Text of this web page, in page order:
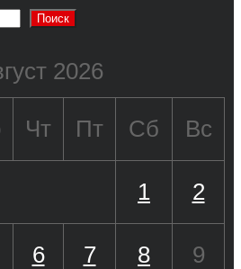
Поиск
2026
Чт Пт Сб Вс
1 2
6 7 8 9